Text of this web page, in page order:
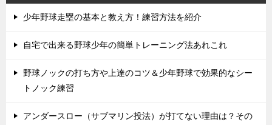
少年野球走塁の基本と教え方！練習方法を紹介
自宅で出来る野球少年の簡単トレーニング法あれこれ
野球ノックの打ち方や上達のコツ＆少年野球で効果的なシー
トノック練習
アンダースロー（サブマリン投法）が打てない理由は？その